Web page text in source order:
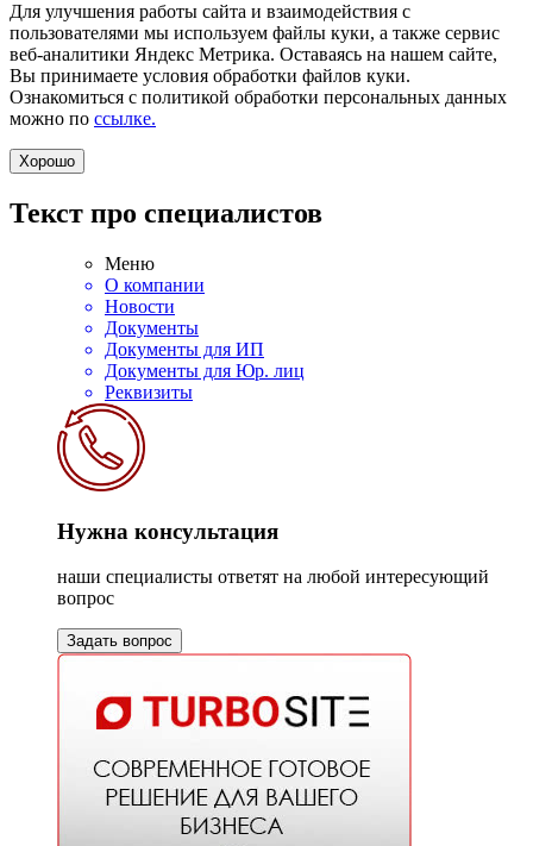
Для улучшения работы сайта и взаимодействия с
пользователями мы используем файлы куки, а также сервис
веб-аналитики Яндекс Метрика. Оставаясь на нашем сайте,
Вы принимаете условия обработки файлов куки.
Ознакомиться с политикой обработки персональных данных
можно по ссылке.
Хорошо
Текст про специалистов
Меню
О компании
Новости
Документы
Документы для ИП
Документы для Юр. лиц
Реквизиты
Нужна консультация
наши специалисты ответят на любой интересующий
вопрос
Задать вопрос